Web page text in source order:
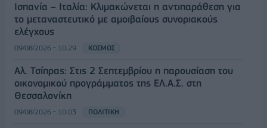
Ισπανία – Ιταλία: Κλιμακώνεται η αντιπαράθεση για
το μεταναστευτικό με αμοιβαίους συνοριακούς
ελέγχους
09/08/2026 - 10:29 ΚΟΣΜΟΣ
Αλ. Τσίπρας: Στις 2 Σεπτεμβρίου η παρουσίαση του
οικονομικού προγράμματος της ΕΛ.Α.Σ. στη
Θεσσαλονίκη
09/08/2026 - 10:03 ΠΟΛΙΤΙΚΗ